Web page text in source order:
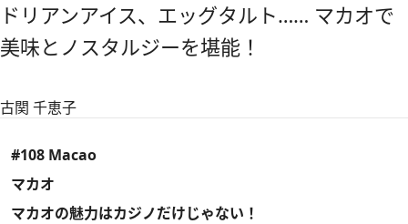
ドリアンアイス、エッグタルト…… マカオで
美味とノスタルジーを堪能！
古関 千恵子
#108 Macao
マカオ
マカオの魅力はカジノだけじゃない！